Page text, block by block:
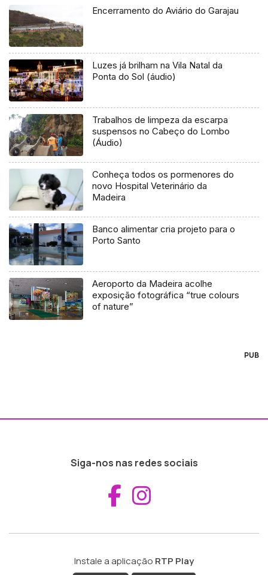
Encerramento do Aviário do Garajau
Luzes já brilham na Vila Natal da
Ponta do Sol (áudio)
Trabalhos de limpeza da escarpa
suspensos no Cabeço do Lombo
(Áudio)
Conheça todos os pormenores do
novo Hospital Veterinário da
Madeira
Banco alimentar cria projeto para o
Porto Santo
Aeroporto da Madeira acolhe
exposição fotográfica “true colours
of nature”
PUB
Siga-nos nas redes sociais
Aceder ao
Instale a aplicação RTP Play